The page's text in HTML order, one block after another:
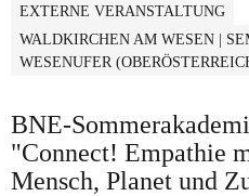
EXTERNE VERANSTALTUNG
WALDKIRCHEN AM WESEN |
WESENUFER
BNE-
"Connect! Empathie
Mensch, Planet und